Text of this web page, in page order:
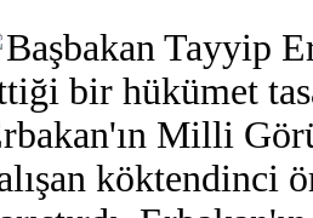
Başbakan Tayyip
bir hükümet
Milli
köktendinci